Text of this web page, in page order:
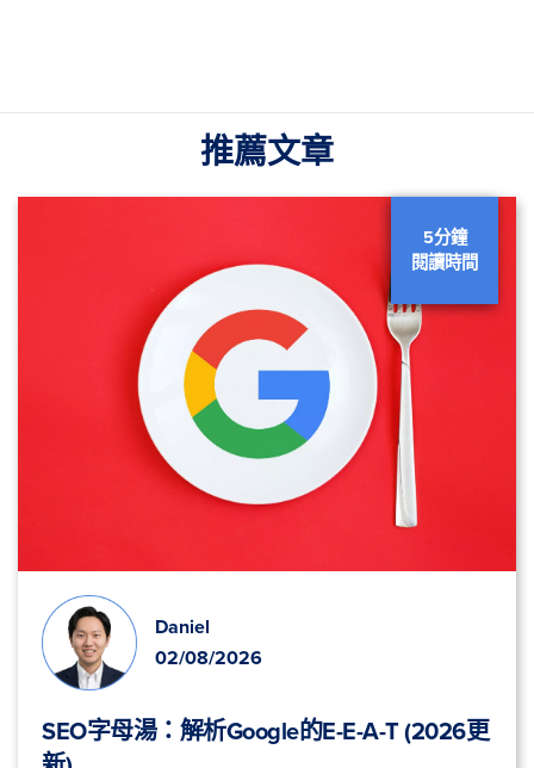
推薦文章
5分鐘
閱讀時間
Daniel
02/08/2026
SEO字母湯：解析Google的E-E-A-T (2026更